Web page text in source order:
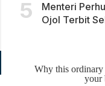
Menteri
Ojol Terbit